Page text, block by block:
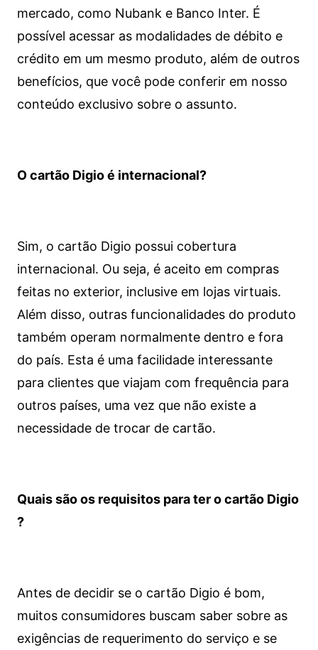
mercado, como Nubank e Banco Inter. É
possível acessar as modalidades de débito e
crédito em um mesmo produto, além de outros
benefícios, que você pode conferir em nosso
conteúdo exclusivo sobre o assunto.
O cartão Digio é internacional?
Sim, o cartão Digio possui cobertura
internacional. Ou seja, é aceito em compras
feitas no exterior, inclusive em lojas virtuais.
Além disso, outras funcionalidades do produto
também operam normalmente dentro e fora
do país. Esta é uma facilidade interessante
para clientes que viajam com frequência para
outros países, uma vez que não existe a
necessidade de trocar de cartão.
Quais são os requisitos para ter o cartão Digio
?
Antes de decidir se o cartão Digio é bom,
muitos consumidores buscam saber sobre as
exigências de requerimento do serviço e se